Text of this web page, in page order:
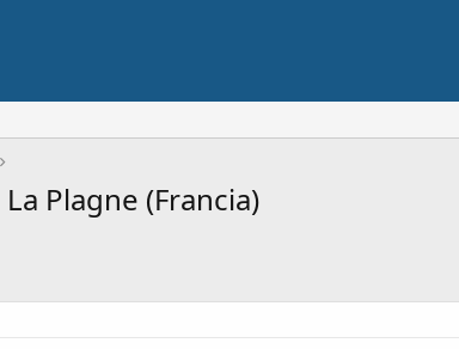
Plagne (Francia)